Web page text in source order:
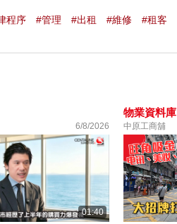
程序 #管理 #出租 #維修 #租客
6/8/2026
01:40
物業資料庫
中原工商舖